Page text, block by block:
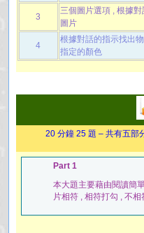
3
三個圖片選項 , 根據
圖片
4
根據對話的指示找出
指定的顏色
20 分鐘 25 題 – 共有五部
Part 1
本大題主要藉由閱讀簡
片相符 , 相符打勾 , 不相